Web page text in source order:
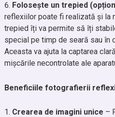
Folosește un trepied
reflexiilor poate fi realizată și la
trepied îți va permite să îți
special pe timp de seară sau în
Aceasta va ajuta la captarea
mișcările necontrolate ale
Beneficiile fotografierii
Crearea de imagini unice –